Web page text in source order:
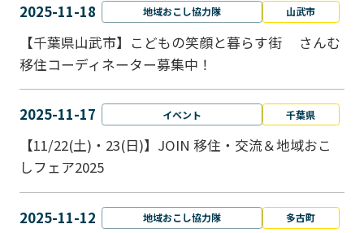
2025-11-18 地域おこし協力隊 山武市
【千葉県山武市】こどもの笑顔と暮らす街 さんむ
移住コーディネーター募集中！
2025-11-17 イベント 千葉県
【11/22(土)・23(日)】JOIN 移住・交流＆地域おこ
しフェア2025
2025-11-12 地域おこし協力隊 多古町